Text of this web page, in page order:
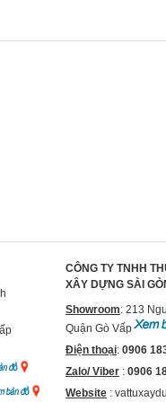
CÔNG TY TNHH
XÂY DỰNG SÀI
Showroom: 213
Quận Gò Vấp
Điện thoại: 0906
Zalo/ Viber : 0906
Website :